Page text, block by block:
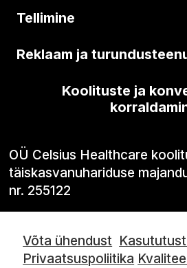
Tellimine
Reklaam ja
Koolituste ja
OÜ Celsius Healthcare
täiskasvanuhariduse
nr. 255122
Võta ühendust
Privaatsuspoliitika